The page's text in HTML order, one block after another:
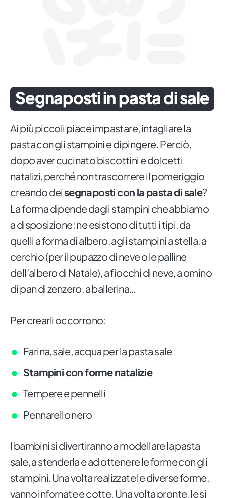
Segnaposti in pasta di sale
Ai più piccoli piace impastare, intagliare la
pasta con gli stampini e dipingere. Perciò,
dopo aver cucinato biscottini e dolcetti
natalizi, perché non trascorrere il pomeriggio
creando deisegnaposti con la pasta di sale?
La forma dipende dagli stampini che abbiamo
a disposizione: ne esistono di tutti i tipi, da
quelli a forma di albero, agli stampini a stella, a
cerchio (per il pupazzo di neve o le palline
dell’albero di Natale), a fiocchi di neve, a omino
di pan di zenzero, a ballerina…
Per crearli occorrono:
Farina, sale, acqua per la pasta sale
Stampini con forme natalizie
Tempere e pennelli
Pennarello nero
I bambini si divertiranno a modellare la pasta
sale, a stenderla e ad ottenere le forme con gli
stampini. Una volta realizzate le diverse forme,
vanno infornate e cotte. Una volta pronte, le si